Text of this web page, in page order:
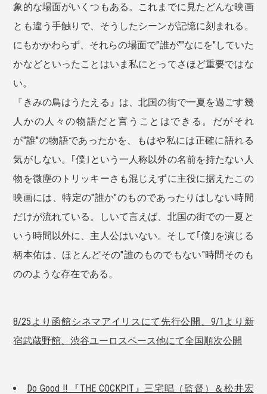
象的な場面がいくつもある。これまでに見たどんな映画
とも違う手触りで、そうしたシーンが記憶に刻まれる。
にもかかわらず、それらの場面で"誰が""なにを"していた
かなどといったことはいま私にとってさほど重要ではな
い。
『きみの鳥はうたえる』は、北国の街で一夏を過ごす幾
人かの人々の物語だと言うことはできる。だがそれ
が"誰"の物語であったかを、もはや私には正確に語れる
気がしない。｢僕｣という一人称以外の名前を持たない人
物を微塵のトリッキーさも混じえずに主役に据えたこの
映画には、特定の"誰か"のものであったりはしない時間
だけが流れている。しいて言えば、北国の街での一夏と
いう時間以外に、主人公はいない。そして｢僕｣を演じる
柄本佑は、ほとんどその"誰のものでもない"時間そのも
ののような存在である。
8/25より函館シネマアイリスにて先行公開、9/1より新
宿武蔵野館、渋谷ユーロスペース他にて全国順次公開
Do Good !! 『THE COCKPIT』三宅唱（監督）＆松井宏